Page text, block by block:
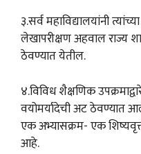
३.सर्व महाविद्यालयांनी
लेखापरीक्षण अहवाल राज्य
ठेवण्यात येतील.
४.विविध शैक्षणिक
वयोमर्यादेची अट ठेवण्यात
एक अभ्यासक्रम- एक
आहे.